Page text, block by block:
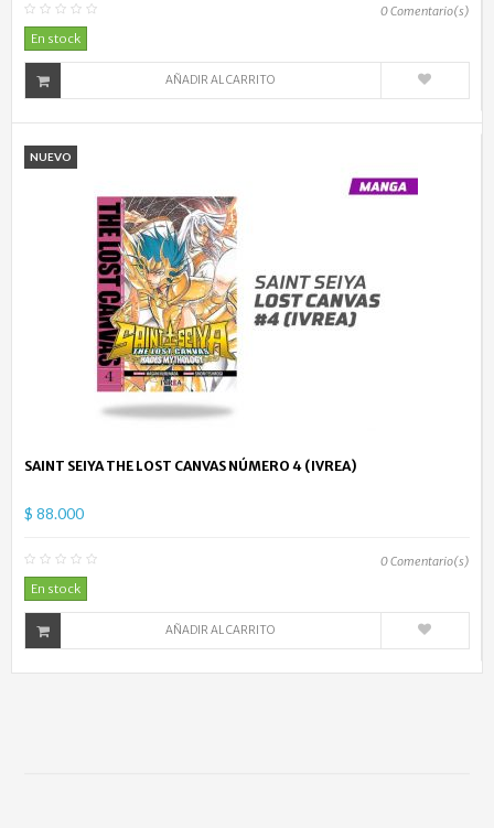
0Comentario(s)
En stock
AÑADIR AL CARRITO
NUEVO
SAINT SEIYA THE LOST CANVAS NÚMERO 4 (IVREA)
$ 88.000
0Comentario(s)
En stock
AÑADIR AL CARRITO